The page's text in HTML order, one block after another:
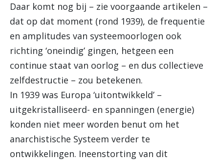
Daar komt nog bij – zie voorgaande artikelen –
dat op dat moment (rond 1939), de frequentie
en amplitudes van systeemoorlogen ook
richting ‘oneindig’ gingen, hetgeen een
continue staat van oorlog – en dus collectieve
zelfdestructie – zou betekenen.
In 1939 was Europa ‘uitontwikkeld’ –
uitgekristalliseerd- en spanningen (energie)
konden niet meer worden benut om het
anarchistische Systeem verder te
ontwikkelingen. Ineenstorting van dit